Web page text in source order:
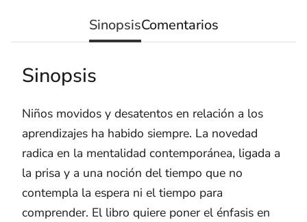
SinopsisComentarios
Sinopsis
Niños movidos y desatentos en relación a los
aprendizajes ha habido siempre. La novedad
radica en la mentalidad contemporánea, ligada a
la prisa y a una noción del tiempo que no
contempla la espera ni el tiempo para
comprender. El libro quiere poner el énfasis en